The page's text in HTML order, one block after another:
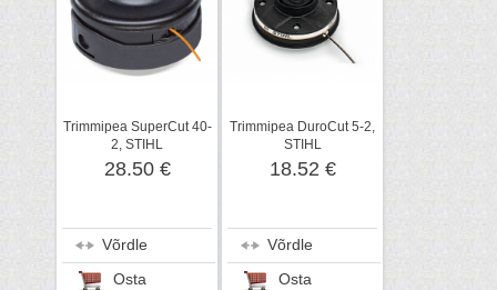
Trimmipea SuperCut 40-
2, STIHL
28.50 €
Võrdle
Osta
Trimmipea DuroCut 5-2,
STIHL
18.52 €
Võrdle
Osta